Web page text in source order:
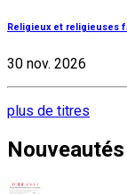
Religieux et religieuses
30 nov. 2026
plus de titres
Nouveautés